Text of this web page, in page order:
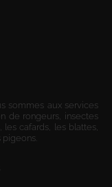
sommes aux services
de rongeurs, insectes
les cafards, les blattes,